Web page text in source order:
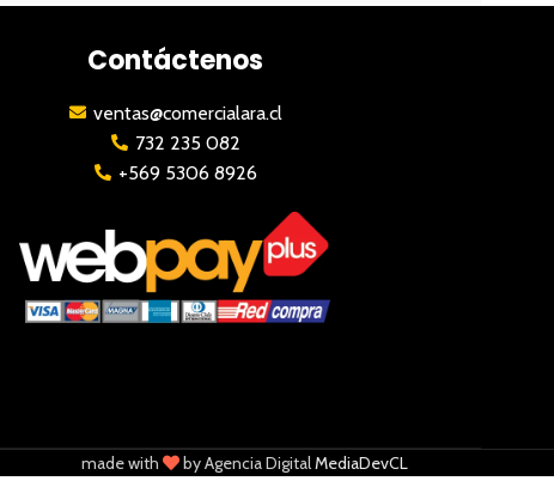
Contáctenos
ventas@comercialara.cl
732 235 082
+569 5306 8926
made with by Agencia DigitalMediaDevCL